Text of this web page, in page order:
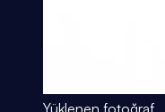
Yüklenen fotoğraf